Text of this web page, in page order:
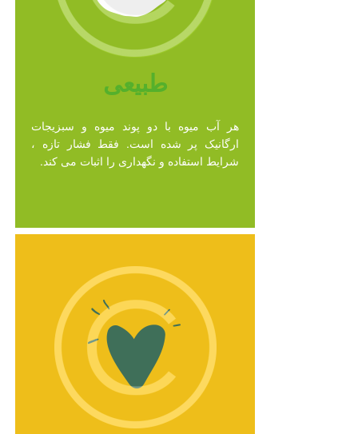
طبیعی
هر آب میوه با دو پوند میوه و سبزیجات
ارگانیک پر شده است. فقط فشار تازه ،
شرایط استفاده و نگهداری را اثبات می کند.